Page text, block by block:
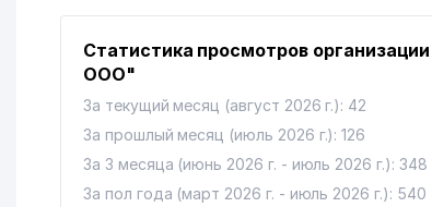
Статистика просмотров
ООО"
За текущий месяц (август 2026 г.): 42
За прошлый месяц (июль 2026 г.): 126
За 3 месяца (июнь 2026 г. - июль 2026 г.): 348
За пол года (март 2026 г. - июль 2026 г.): 540